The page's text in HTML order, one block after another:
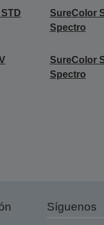
SureColor
Spectro
SureColor
Spectro
Síguenos